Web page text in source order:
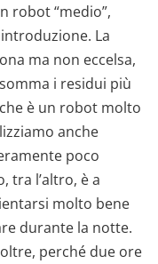
robot “medio”,
La
ma non eccelsa,
i residui più
è un robot molto
anche
poco
tra l’altro, è a
molto bene
durante la notte.
perché due ore